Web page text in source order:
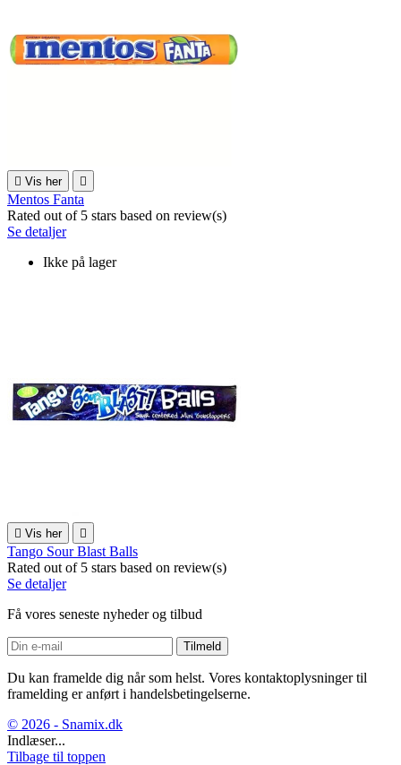
 Vis her 
Mentos Fanta
Rated out of 5 stars based on review(s)
Se detaljer
Ikke på lager
 Vis her 
Tango Sour Blast Balls
Rated out of 5 stars based on review(s)
Se detaljer
Få vores seneste nyheder og tilbud
Du kan framelde dig når som helst. Vores kontaktoplysninger til
framelding er anført i handelsbetingelserne.
© 2026 - Snamix.dk
Indlæser...
Tilbage til toppen